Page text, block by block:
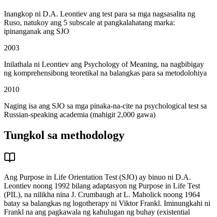
Inangkop ni D.A. Leontiev ang test para sa mga nagsasalita ng
Ruso, natukoy ang 5 subscale at pangkalahatang marka:
ipinanganak ang SJO
2003
Inilathala ni Leontiev ang Psychology of Meaning, na nagbibigay
ng komprehensibong teoretikal na balangkas para sa metodolohiya
2010
Naging isa ang SJO sa mga pinaka-na-cite na psychological test sa
Russian-speaking academia (mahigit 2,000 gawa)
Tungkol sa methodology
Ang Purpose in Life Orientation Test (SJO) ay binuo ni D.A.
Leontiev noong 1992 bilang adaptasyon ng Purpose in Life Test
(PIL), na nilikha nina J. Crumbaugh at L. Maholick noong 1964
batay sa balangkas ng logotherapy ni Viktor Frankl. Iminungkahi ni
Frankl na ang pagkawala ng kahulugan ng buhay (existential